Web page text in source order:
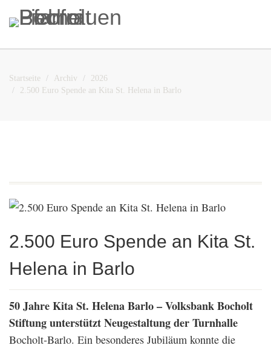
Startseite Archiv
2026
2.500 Euro Spende an Kita St. Helena in Barlo
2.500 Euro Spende an Kita St.
Helena in Barlo
50 Jahre Kita St. Helena Barlo – Volksbank Bocholt
Stiftung unterstützt Neugestaltung der Turnhalle
Bocholt-Barlo. Ein besonderes Jubiläum konnte die